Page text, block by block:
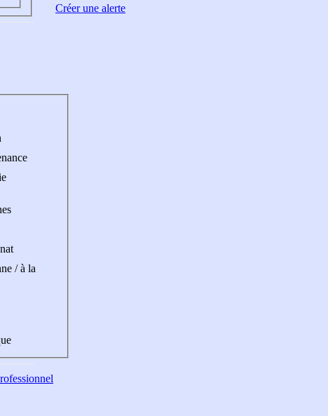
/ à la
Créer une alerte